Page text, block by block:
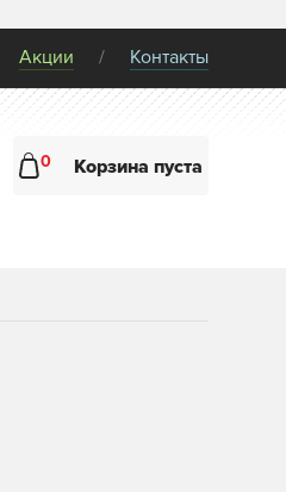
Акции Контакты
0 Корзина пуста